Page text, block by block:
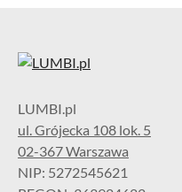
ul. Grójecka 108 lok. 5
02-367 Warszawa
NIP: 5272545621